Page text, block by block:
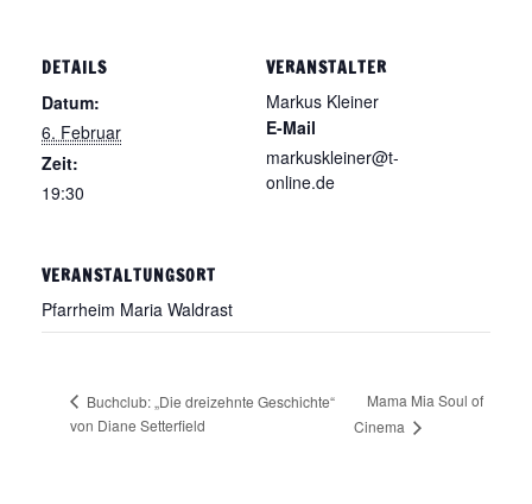
DETAILS
Datum:
6. Februar
Zeit:
19:30
VERANSTALTER
Markus Kleiner
E-Mail
markuskleiner@t-
online.de
VERANSTALTUNGSORT
Pfarrheim Maria Waldrast
Buchclub: „Die dreizehnte Geschichte“
von Diane Setterfield
Mama Mia Soul of
Cinema